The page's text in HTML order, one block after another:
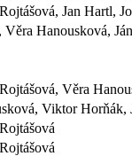
Jan Hartl,
Věra Hanousková,
Věra
Viktor Horňák,